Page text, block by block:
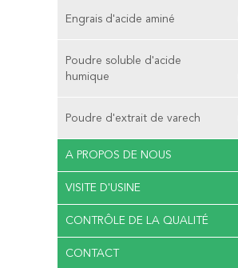
Engrais d'acide aminé
Poudre soluble d'acide
humique
Poudre d'extrait de varech
A PROPOS DE NOUS
VISITE D'USINE
CONTRÔLE DE LA QUALITÉ
CONTACT